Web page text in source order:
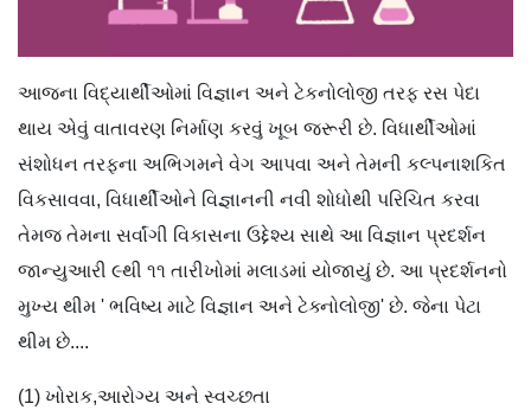
આજના વિદ્યાર્થીઓમાં વિજ્ઞાન અને ટેકનોલોજી તરફ રસ પેદા
થાય એવું વાતાવરણ નિર્માણ કરવું ખૂબ જરૂરી છે. વિધાર્થીઓમાં
સંશોધન તરફના અભિગમને વેગ આપવા અને તેમની કલ્પનાશકિત
વિકસાવવા, વિધાર્થીઓને વિજ્ઞાનની નવી શોધોથી પરિચિત કરવા
તેમજ તેમના સર્વાંગી વિકાસના ઉદ્દેશ્ય સાથે આ વિજ્ઞાન પ્રદર્શન
જાન્યુઆરી ૯થી ૧૧ તારીખોમાં મલાડમાં યોજાયું છે. આ પ્રદર્શનનો
મુખ્ય થીમ ' ભવિષ્ય માટે વિજ્ઞાન અને ટેક્નોલોજી' છે. જેના પેટા
થીમ છે....
(1) ખોરાક,આરોગ્ય અને સ્વચ્છતા